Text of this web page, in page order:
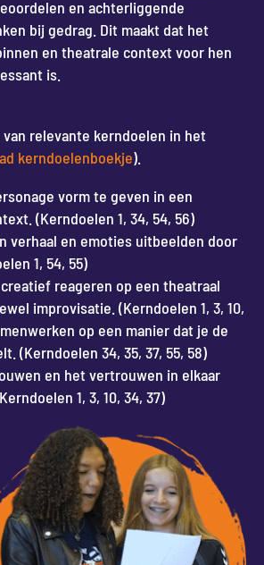
en achterliggende
bij gedrag. Dit maakt dat het
en theatrale context voor hen
is.
relevante kerndoelen in het
kerndoelenboekje).
vorm te geven in een
(Kerndoelen 1, 34, 54, 56)
verhaal en emoties uitbeelden door
1, 54, 55)
reageren op een theatraal
improvisatie. (Kerndoelen 1, 3, 10,
op een manier dat je de
(Kerndoelen 34, 35, 37, 55, 58)
en het vertrouwen in elkaar
1, 3, 10, 34, 37)